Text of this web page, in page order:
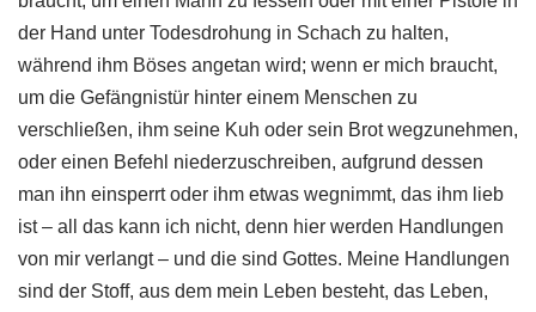
der Hand unter Todesdrohung in Schach zu halten,
während ihm Böses angetan wird; wenn er mich braucht,
um die Gefängnistür hinter einem Menschen zu
verschließen, ihm seine Kuh oder sein Brot wegzunehmen,
oder einen Befehl niederzuschreiben, aufgrund dessen
man ihn einsperrt oder ihm etwas wegnimmt, das ihm lieb
ist – all das kann ich nicht, denn hier werden Handlungen
von mir verlangt – und die sind Gottes. Meine Handlungen
sind der Stoff, aus dem mein Leben besteht, das Leben,